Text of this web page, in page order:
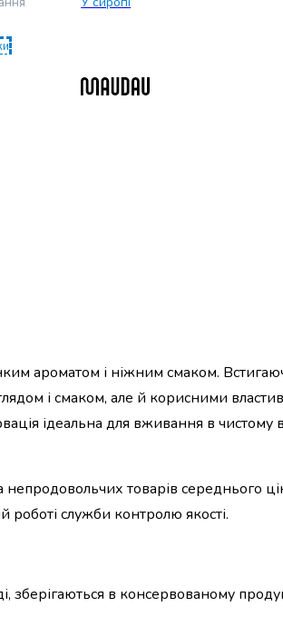
ароматом і ніжним смаком.
і смаком, але й корисними
ідеальна для вживання в чистому
товарів середнього
роботі служби контролю якості.
зберігаються в консервованому